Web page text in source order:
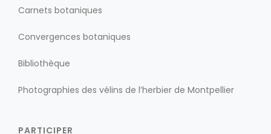
Carnets botaniques
Convergences botaniques
Bibliothèque
Photographies des vélins de l’herbier de Montpellier
PARTICIPER